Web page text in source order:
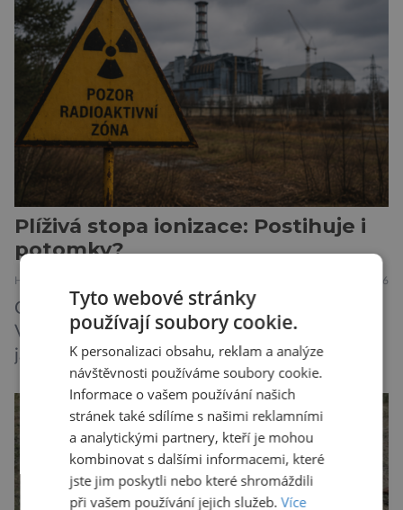
Pavouci, štíři či klíšťata jsou členovci patřící do
skupiny klepítkatců. Vyznačují se takzvanými
chelicerami, které u nich představují právě […]
Plíživá stopa ionizace: Postihuje i
potomky?
HISTORIE 23.7.2026
Odpověď na otázku v titulku není jednoznačná.
Výbuch atomové bomby v Hirošimě i pozdější
jaderné katastrofy způsobené člověkem sice
ukázaly, že silné dávky ionizace zabíjejí a že
slabší a dlouhodobé záření poškozuje DNA.
Přesto není stále zcela jasné, nakolik se mutace
vzniklé ozářením přenášejí na potomstvo. Před
pěti lety, těsně před 35. výročím výbuchu
Černobylské jaderné elektrárny, […]
Tyto webové stránky
používají soubory cookie.
K personalizaci obsahu, reklam a analýze
návštěvnosti používáme soubory cookie.
Informace o vašem používání našich
stránek také sdílíme s našimi reklamními
a analytickými partnery, kteří je mohou
kombinovat s dalšími informacemi, které
jste jim poskytli nebo které shromáždili
při vašem používání jejich služeb.Více